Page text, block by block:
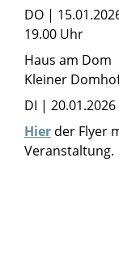
DO |
19.00 Uhr
Haus am Dom
Kleiner
DI |
Hier der Flyer
Veranstaltung.